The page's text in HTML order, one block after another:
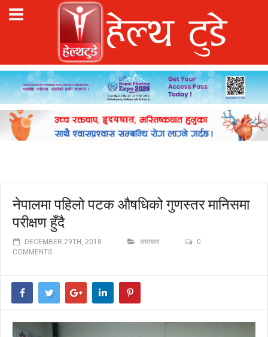
नेपालमा पहिलो पटक औषधिको गुणस्तर मानिसमा
परीक्षण हुँदै
DECEMBER 29TH, 2018 समाचार
0
COMMENTS